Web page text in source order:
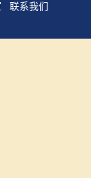
联系我们